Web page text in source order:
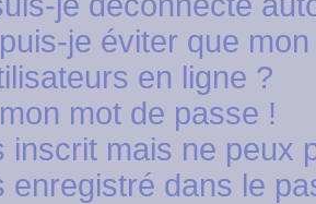
je éviter que
en ligne ?
mot de passe !
inscrit mais ne peux
enregistré dans le